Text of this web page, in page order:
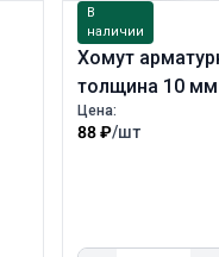
В
наличии
Хомут
толщина 10 мм
Цена:
88 ₽/шт